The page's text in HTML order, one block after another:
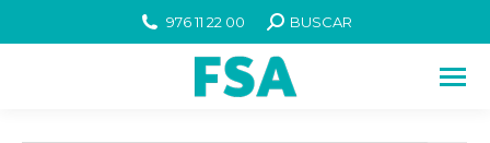
976 11 22 00 BUSCAR